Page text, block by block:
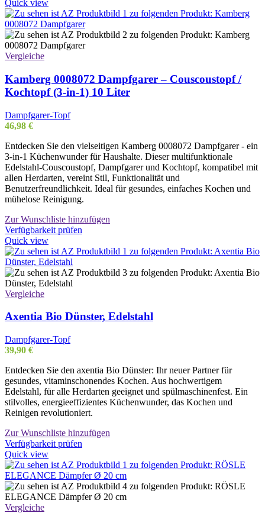
Quick view
Vergleiche
Kamberg 0008072 Dampfgarer – Couscoustopf /
Kochtopf (3‑in‑1) 10 Liter
Dampfgarer-Topf
46,98 €
Entdecken Sie den vielseitigen Kamberg 0008072 Dampfgarer - ein
3-in-1 Küchenwunder für Haushalte. Dieser multifunktionale
Edelstahl-Couscoustopf, Dampfgarer und Kochtopf, kompatibel mit
allen Herdarten, vereint Stil, Funktionalität und
Benutzerfreundlichkeit. Ideal für gesundes, einfaches Kochen und
mühelose Reinigung.
Zur Wunschliste hinzufügen
Verfügbarkeit prüfen
Quick view
Vergleiche
Axentia Bio Dünster, Edelstahl
Dampfgarer-Topf
39,90 €
Entdecken Sie den axentia Bio Dünster: Ihr neuer Partner für
gesundes, vitaminschonendes Kochen. Aus hochwertigem
Edelstahl, für alle Herdarten geeignet und spülmaschinenfest. Ein
stilvolles, energieeffizientes Küchenwunder, das Kochen und
Reinigen revolutioniert.
Zur Wunschliste hinzufügen
Verfügbarkeit prüfen
Quick view
Vergleiche